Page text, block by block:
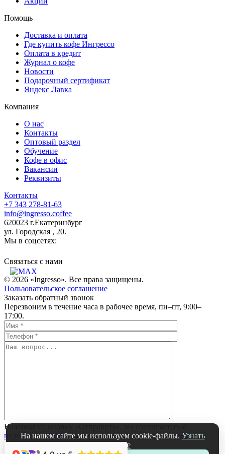
Помощь
Доставка и оплата
Где купить кофе Ингрессо
Оплата в кредит
Журнал о кофе
Новости
Подарочный сертификат
Яндекс Лавка
Компания
О нас
Контакты
Оптовый раздел
Обучение
Кофе в офис
Вакансии
Реквизиты
Контакты
+7 343 278-81-63
info@ingresso.coffee
620023 г.Екатеринбург
ул. Городская , 20.
Мы в соцсетях:
Связаться c нами
© 2026 «Ingresso». Все права защищены.
Пользовательское соглашение
На нашем сайте мы используем cookie-файлы. Узнать
подробнее
Заказать обратный звонок
Перезвоним в течение часа в рабочее время, пн–пт, 9:00–
17:00.
Нажимая на кнопку «Отправить», вы соглашаетесь с
политикой обработки персональных данных компании